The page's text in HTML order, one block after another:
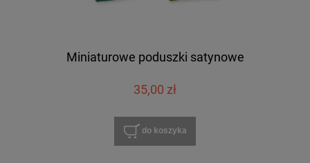
Miniaturowe poduszki satynowe
35,00 zł
do koszyka